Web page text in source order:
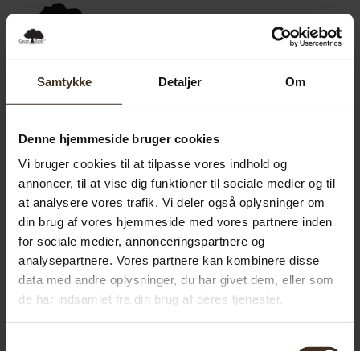
Samtykke Detaljer Om
Denne hjemmeside bruger cookies
Vi bruger cookies til at tilpasse vores indhold og
annoncer, til at vise dig funktioner til sociale medier og til
at analysere vores trafik. Vi deler også oplysninger om
din brug af vores hjemmeside med vores partnere inden
for sociale medier, annonceringspartnere og
analysepartnere. Vores partnere kan kombinere disse
data med andre oplysninger, du har givet dem, eller som
de har indsamlet fra din brug af deres tjenester.
0,00SEK 0